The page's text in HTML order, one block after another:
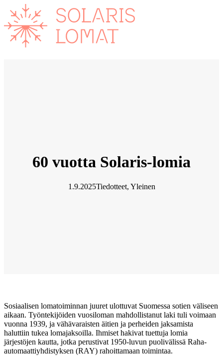
sisältöön
60 vuotta Solaris-lomia
1.9.2025Tiedotteet, Yleinen
Sosiaalisen lomatoiminnan juuret ulottuvat Suomessa sotien väliseen
aikaan. Työntekijöiden vuosiloman mahdollistanut laki tuli voimaan
vuonna 1939, ja vähävaraisten äitien ja perheiden jaksamista
haluttiin tukea lomajaksoilla. Ihmiset hakivat tuettuja lomia
järjestöjen kautta, jotka perustivat 1950-luvun puolivälissä Raha-
automaattiyhdistyksen (RAY) rahoittamaan toimintaa.